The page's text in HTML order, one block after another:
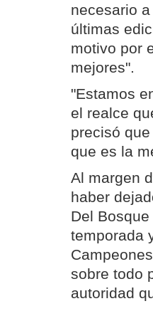
necesario
últimas
motivo por
mejores".
"Estamos
el realce
precisó
que es la
Al margen
haber
Del
temporada
sobre todo
autoridad